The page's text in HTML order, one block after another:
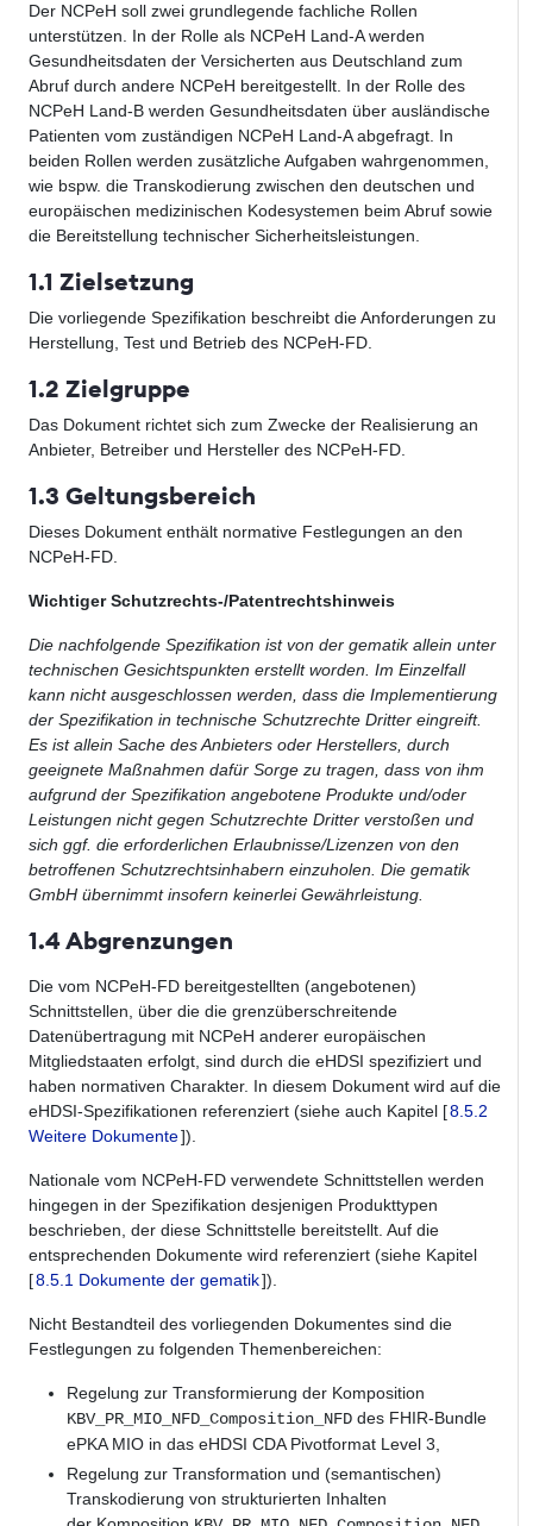
Der NCPeH soll zwei grundlegende fachliche Rollen
unterstützen. In der Rolle als NCPeH Land-A werden
Gesundheitsdaten der Versicherten aus Deutschland zum
Abruf durch andere NCPeH bereitgestellt. In der Rolle des
NCPeH Land-B werden Gesundheitsdaten über ausländische
Patienten vom zuständigen NCPeH Land-A abgefragt. In
beiden Rollen werden zusätzliche Aufgaben wahrgenommen,
wie bspw. die Transkodierung zwischen den deutschen und
europäischen medizinischen Kodesystemen beim Abruf sowie
die Bereitstellung technischer Sicherheitsleistungen.
1.1 Zielsetzung
Die vorliegende Spezifikation beschreibt die Anforderungen zu
Herstellung, Test und Betrieb des NCPeH-FD.
1.2 Zielgruppe
Das Dokument richtet sich zum Zwecke der Realisierung an
Anbieter, Betreiber und Hersteller des NCPeH-FD.
1.3 Geltungsbereich
Dieses Dokument enthält normative Festlegungen an den
NCPeH-FD.
Wichtiger Schutzrechts-/Patentrechtshinweis
Die nachfolgende Spezifikation ist von der gematik allein unter
technischen Gesichtspunkten erstellt worden. Im Einzelfall
kann nicht ausgeschlossen werden, dass die Implementierung
der Spezifikation in technische Schutzrechte Dritter eingreift.
Es ist allein Sache des Anbieters oder Herstellers, durch
geeignete Maßnahmen dafür Sorge zu tragen, dass von ihm
aufgrund der Spezifikation angebotene Produkte und/oder
Leistungen nicht gegen Schutzrechte Dritter verstoßen und
sich ggf. die erforderlichen Erlaubnisse/Lizenzen von den
betroffenen Schutzrechtsinhabern einzuholen. Die gematik
GmbH übernimmt insofern keinerlei Gewährleistung.
1.4 Abgrenzungen
Die vom NCPeH-FD bereitgestellten (angebotenen)
Schnittstellen, über die die grenzüberschreitende
Datenübertragung mit NCPeH anderer europäischen
Mitgliedstaaten erfolgt, sind durch die eHDSI spezifiziert und
haben normativen Charakter. In diesem Dokument wird auf die
eHDSI-Spezifikationen referenziert (siehe auch Kapitel [8.5.2
Weitere Dokumente]).
Nationale vom NCPeH-FD verwendete Schnittstellen werden
hingegen in der Spezifikation desjenigen Produkttypen
beschrieben, der diese Schnittstelle bereitstellt. Auf die
entsprechenden Dokumente wird referenziert (siehe Kapitel
[8.5.1 Dokumente der gematik]).
Nicht Bestandteil des vorliegenden Dokumentes sind die
Festlegungen zu folgenden Themenbereichen:
Regelung zur Transformierung der Komposition
KBV_PR_MIO_NFD_Composition_NFD des FHIR-Bundle
ePKA MIO in das eHDSI CDA Pivotformat Level 3,
Regelung zur Transformation und (semantischen)
Transkodierung von strukturierten Inhalten